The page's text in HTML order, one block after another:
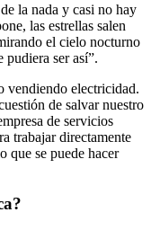
la nada y casi no hay
las estrellas salen
el cielo nocturno
ser así”.
vendiendo electricidad.
de salvar nuestro
de servicios
trabajar directamente
que se puede hacer